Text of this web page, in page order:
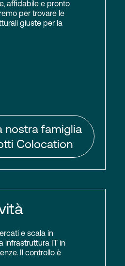
affidabile e pronto
per trovare le
giuste per la
nostra famiglia
Colocation
e scala in
infrastruttura IT in
Il controllo è